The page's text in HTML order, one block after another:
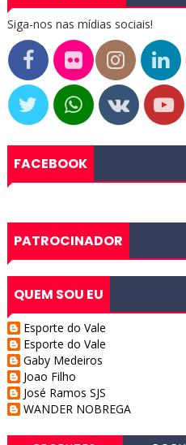
Siga-nos nas mídias sociais!
FACEBOOK
PATROCINADOR
QUEM SOU EU
Esporte do Vale
Esporte do Vale
Gaby Medeiros
Joao Filho
José Ramos SJS
WANDER NOBREGA